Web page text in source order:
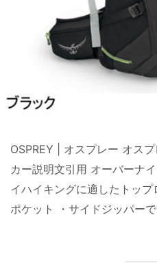
OSPREY | オスプレー オス
カー説明文引用 オーバーナ
イハイキングに適したトッ
ポケット ・サイドジッパー